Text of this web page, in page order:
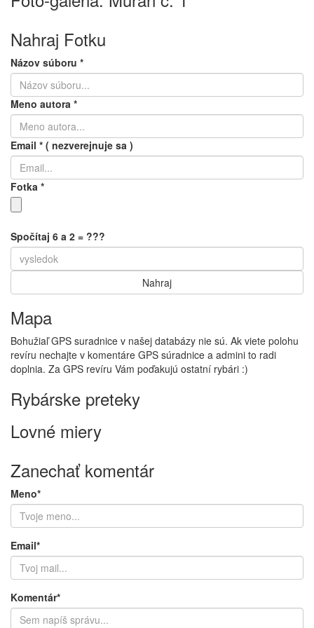
Nahraj Fotku
Názov súboru *
Meno autora *
Email * ( nezverejnuje sa )
Fotka *
Spočítaj 6 a 2 = ???
Mapa
Bohužiaľ GPS suradnice v našej databázy nie sú. Ak viete polohu
revíru nechajte v komentáre GPS súradnice a admini to radi
doplnia. Za GPS revíru Vám poďakujú ostatní rybári :)
Rybárske preteky
Lovné miery
Zanechať komentár
Meno*
Email*
Komentár*